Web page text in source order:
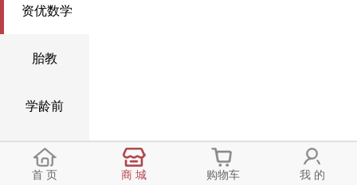
资优数学
胎教
学龄前
6到13岁
首 页 商 城 购物车 我 的